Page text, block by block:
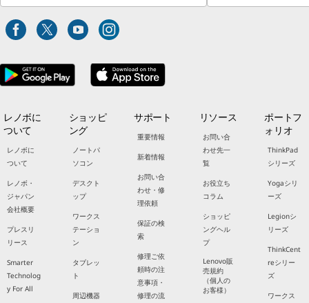
レノボに
ついて
レノボに
ついて
レノボ・
ジャパン
会社概要
プレスリ
リース
Smarter
Technolog
y For All
ショッピ
ング
ノートパ
ソコン
デスクト
ップ
ワークス
テーショ
ン
タブレッ
ト
周辺機器
サポート
重要情報
新着情報
お問い合
わせ・修
理依頼
保証の検
索
修理ご依
頼時の注
意事項・
修理の流
リソース
お問い合
わせ先一
覧
お役立ち
コラム
ショッピ
ングヘル
プ
Lenovo販
売規約
（個人の
お客様）
ポートフ
ォリオ
ThinkPad
シリーズ
Yogaシリ
ーズ
Legionシ
リーズ
ThinkCent
reシリー
ズ
ワークス